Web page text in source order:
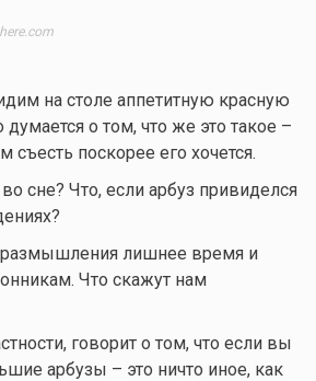
на столе аппетитную красную
о том, что же это такое –
поскорее его хочется.
сне? Что, если арбуз привиделся
размышления лишнее время и
Что скажут нам
говорит о том, что если вы
арбузы – это ничто иное, как